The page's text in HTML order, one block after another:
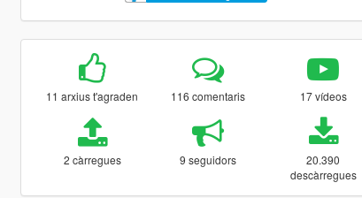
11 arxius t'agraden 116 comentaris 17 vídeos
2 càrregues 9 seguidors
20.390
descàrregues